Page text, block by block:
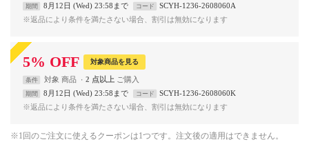
期間 8月12日 (Wed) 23:58まで コード
SCYH-1236-2608060A
※返品により条件を満たさない場合、割引は無効になります
5% OFF 対象商品を見る
条件 対象 商品 2 点以上
期間 8月12日 (Wed) 23:58まで コード
SCYH-1236-2608060K
※返品により条件を満たさない場合、割引は無効になります
※1回のご注文に使えるクーポンは1つです。注文後の適用はできません。